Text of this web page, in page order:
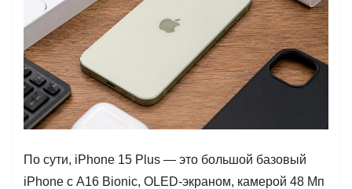
По сути, iPhone 15 Plus — это большой базовый
iPhone с A16 Bionic, OLED-экраном, камерой 48 Мп